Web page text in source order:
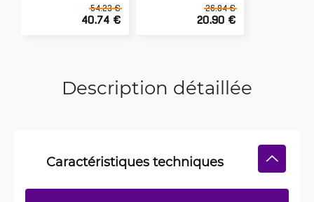
54.23 €
40.74 €
26.84 €
20.90 €
Description détaillée
Caractéristiques techniques